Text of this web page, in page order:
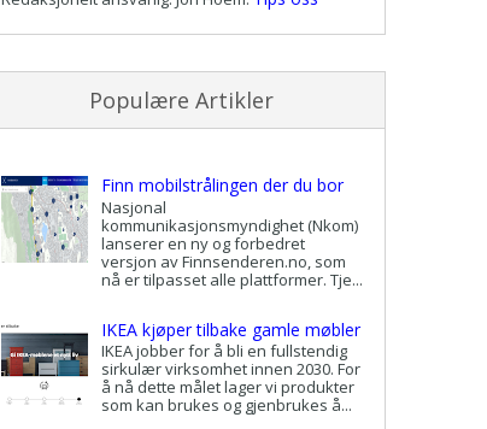
Populære Artikler
Finn mobilstrålingen der du bor
Nasjonal
kommunikasjonsmyndighet (Nkom)
lanserer en ny og forbedret
versjon av Finnsenderen.no, som
nå er tilpasset alle plattformer. Tje...
IKEA kjøper tilbake gamle møbler
IKEA jobber for å bli en fullstendig
sirkulær virksomhet innen 2030. For
å nå dette målet lager vi produkter
som kan brukes og gjenbrukes å...